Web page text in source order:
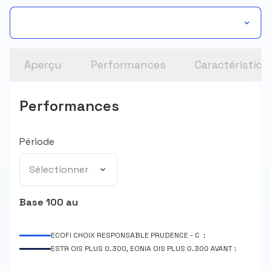
Aperçu Performances
Performances
Période
Sélectionner
Base 100 au
ECOFI CHOIX RESPONSABLE PRUDENCE - C :
ESTR OIS PLUS 0.300, EONIA OIS PLUS 0.300 AVANT :